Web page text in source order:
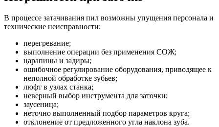
В процессе затачивания пил возможны упущения персонала и
технические неисправности:
перегревание;
выполнение операции без применения СОЖ;
царапины и задиры;
ошибочное регулирование оборудования, приводящее к
неполной обработке зубьев;
люфт в узлах станка;
неверный выбор инструмента для заточки;
заусеница;
неточно выполненный подбор параметров круга;
отклонение от предложенного угла наклона зуба.